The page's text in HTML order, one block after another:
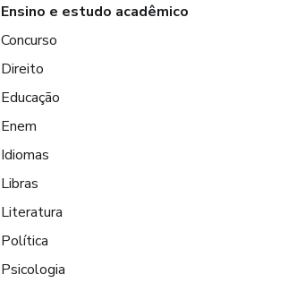
Ensino e estudo acadêmico
Concurso
Direito
Educação
Enem
Idiomas
Libras
Literatura
Política
Psicologia